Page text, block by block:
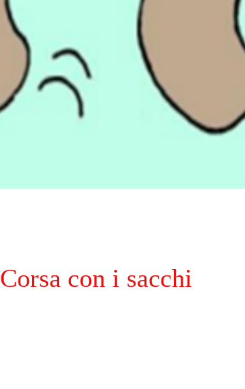
Corsa con i sacchi